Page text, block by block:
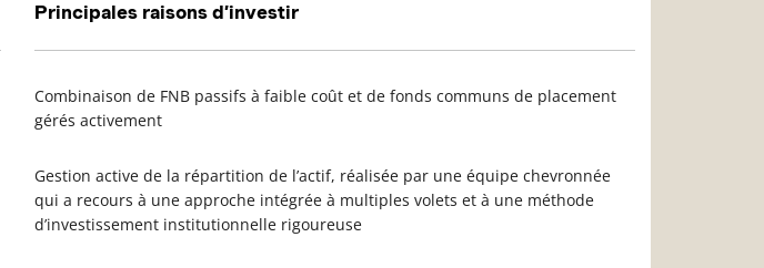
Principales raisons d’investir
Combinaison de FNB passifs à faible coût et de fonds communs de placement
gérés activement
Gestion active de la répartition de l’actif, réalisée par une équipe chevronnée
qui a recours à une approche intégrée à multiples volets et à une méthode
d’investissement institutionnelle rigoureuse